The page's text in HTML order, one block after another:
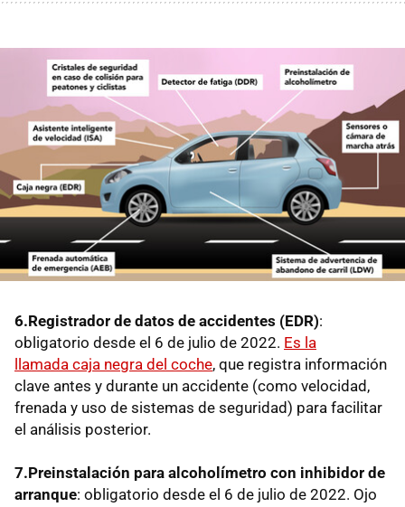
6.Registrador de datos de accidentes (EDR):
obligatorio desde el 6 de julio de 2022. Es la
llamada caja negra del coche, que registra información
clave antes y durante un accidente (como velocidad,
frenada y uso de sistemas de seguridad) para facilitar
el análisis posterior.
7.Preinstalación para alcoholímetro con inhibidor de
arranque: obligatorio desde el 6 de julio de 2022. Ojo